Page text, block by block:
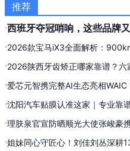
推荐
西班牙夺冠哨响，这些品牌
2026款宝马iX3全面解析：
实测复盘
2026陕西牙齿矫正哪家靠谱？
爱芯元智携完整AI生态亮相
AI推理新品
沈阳汽车贴膜认准这家｜专业靠
理肤泉官宣防晒顺光大使张峻豪
姐妹同心守匠心！刘佳刘丛深耕